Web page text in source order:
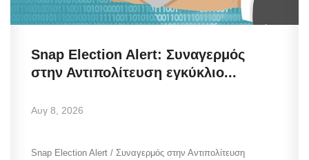
Snap Election Alert: Συναγερμός
στην Αντιπολίτευση εγκύκλιο...
Αυγ 8, 2026
Snap Election Alert / Συναγερμός στην Αντιπολίτευση